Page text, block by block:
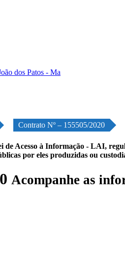
Contrato Nº – 155505/2020
de Acesso à Informação - LAI,
por eles produzidas ou
Acompanhe as